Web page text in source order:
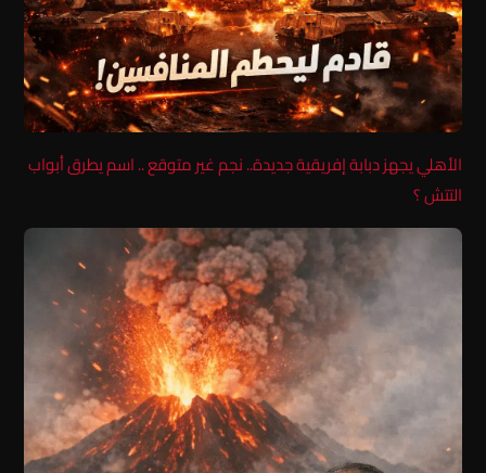
الأهلي يجهز دبابة إفريقية جديدة.. نجم غير متوقع .. اسم يطرق أبواب
التتش ؟